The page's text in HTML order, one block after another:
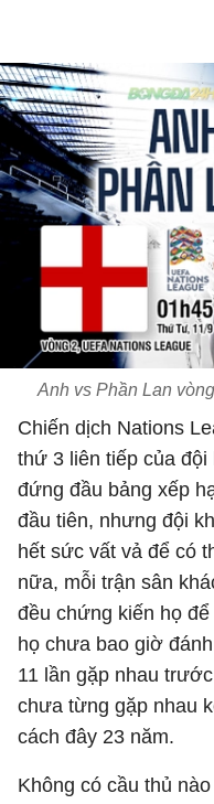
Anh vs Phần Lan
Chiến dịch Nations
thứ 3 liên tiếp của đội
đứng đầu bảng xếp
đầu tiên, nhưng đội
hết sức vất vả để có
nữa, mỗi trận sân
đều chứng kiến họ
họ chưa bao giờ
11 lần gặp nhau
chưa từng gặp nhau
cách đây 23 năm.
Không có cầu thủ